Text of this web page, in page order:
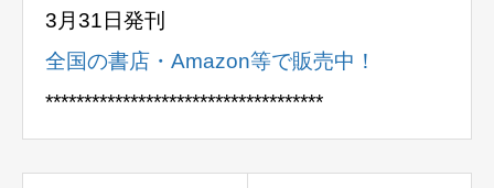
3月31日発刊
全国の書店・Amazon等で販売中！
************************************